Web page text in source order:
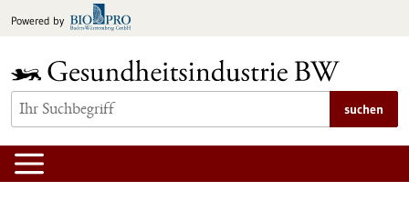
Inhalt
Powered by
suchen